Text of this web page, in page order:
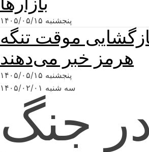
پنجشنبه ۱۴۰۵/۰۵/۱۵
موقت تنگه
هرمز خبر می‌دهند
پنجشنبه ۱۴۰۵/۰۵/۱۵
سه شنبه ۱۴۰۵/۰۲/۰۱
در جنگ